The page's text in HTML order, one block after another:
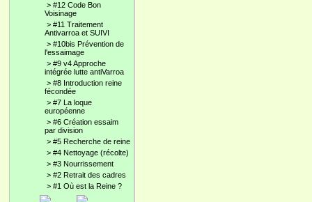
> #12 Code Bon
Voisinage
> #11 Traitement
Antivarroa et SUIVI
> #10bis Prévention de
l'essaimage
> #9 v4 Approche
intégrée lutte antiVarroa
> #8 Introduction reine
fécondée
> #7 La loque
européenne
> #6 Création essaim
par division
> #5 Recherche de reine
> #4 Nettoyage (récolte)
> #3 Nourrissement
> #2 Retrait des cadres
> #1 Où est la Reine ?